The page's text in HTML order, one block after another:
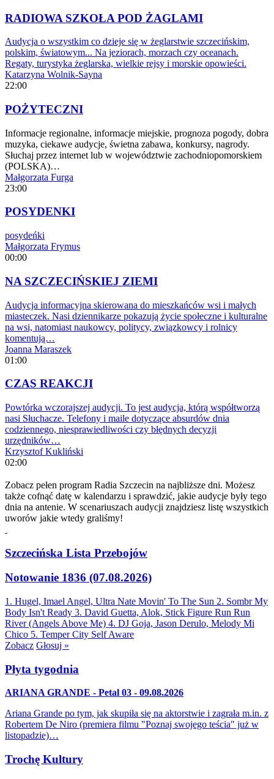
RADIOWA SZKOŁA POD ŻAGLAMI
Audycja o wszystkim co dzieje się w żeglarstwie szczecińskim,
polskim, światowym... Na jeziorach, morzach czy oceanach.
Regaty, turystyka żeglarska, wielkie rejsy i morskie opowieści.
Katarzyna Wolnik-Sayna
22:00
POŻYTECZNI
Informacje regionalne, informacje miejskie, prognoza pogody, dobra
muzyka, ciekawe audycje, świetna zabawa, konkursy, nagrody.
Słuchaj przez internet lub w województwie zachodniopomorskiem
(POLSKA)…
Małgorzata Furga
23:00
POSYDENKI
posydeńki
Małgorzata Frymus
00:00
NA SZCZECIŃSKIEJ ZIEMI
Audycja informacyjna skierowana do mieszkańców wsi i małych
miasteczek. Nasi dziennikarze pokazują życie społeczne i kulturalne
na wsi, natomiast naukowcy, politycy, związkowcy i rolnicy
komentują…
Joanna Maraszek
01:00
CZAS REAKCJI
Powtórka wczorajszej audycji. To jest audycja, którą współtworzą
nasi Słuchacze. Telefony i maile dotyczące absurdów dnia
codziennego, niesprawiedliwości czy błędnych decyzji
urzędników…
Krzysztof Kukliński
02:00
Zobacz pełen program Radia Szczecin na najbliższe dni. Możesz
także cofnąć datę w kalendarzu i sprawdzić, jakie audycje były tego
dnia na antenie. W scenariuszach audycji znajdziesz listę wszystkich
uworów jakie wtedy graliśmy!
Szczecińska Lista Przebojów
Notowanie 1836 (07.08.2026)
1. Hugel, Imael Angel, Ultra Nate Movin' To The Sun 2. Sombr My
Body Isn't Ready 3. David Guetta, Alok, Stick Figure Run Run
River (Angels Above Me) 4. DJ Goja, Jason Derulo, Melody Mi
Chico 5. Temper City Self Aware
Zobacz Głosuj »
Płyta tygodnia
ARIANA GRANDE - Petal 03 - 09.08.2026
Ariana Grande po tym, jak skupiła się na aktorstwie i zagrała m.in. z
Robertem De Niro (premiera filmu "Poznaj swojego teścia" już w
listopadzie)…
Trochę Kultury